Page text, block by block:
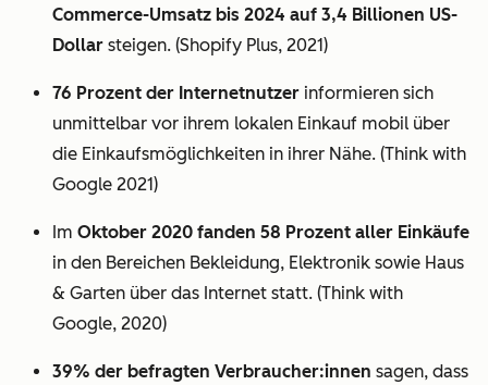
Commerce-Umsatz bis 2024 auf 3,4 Billionen US-
Dollar steigen. (Shopify Plus, 2021)
76 Prozent der Internetnutzer informieren sich
unmittelbar vor ihrem lokalen Einkauf mobil über
die Einkaufsmöglichkeiten in ihrer Nähe. (Think with
Google 2021)
Im Oktober 2020 fanden 58 Prozent aller Einkäufe
in den Bereichen Bekleidung, Elektronik sowie Haus
& Garten über das Internet statt. (Think with
Google, 2020)
39% der befragten Verbraucher:innen sagen, dass